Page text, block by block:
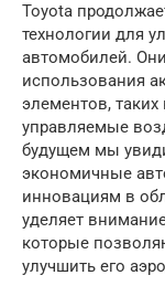
Toyota
технологии для
автомобилей.
использования
элементов,
управляемые
будущем мы
экономичные
инновациям в
уделяет
которые
улучшить его